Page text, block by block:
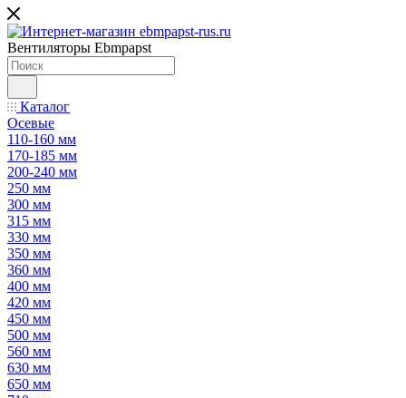
Вентиляторы Ebmpapst
Каталог
Осевые
110-160 мм
170-185 мм
200-240 мм
250 мм
300 мм
315 мм
330 мм
350 мм
360 мм
400 мм
420 мм
450 мм
500 мм
560 мм
630 мм
650 мм